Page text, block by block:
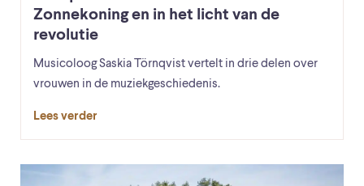
Zonnekoning en in het licht van de
revolutie
Musicoloog Saskia Törnqvist vertelt in drie delen over
vrouwen in de muziekgeschiedenis.
Lees verder